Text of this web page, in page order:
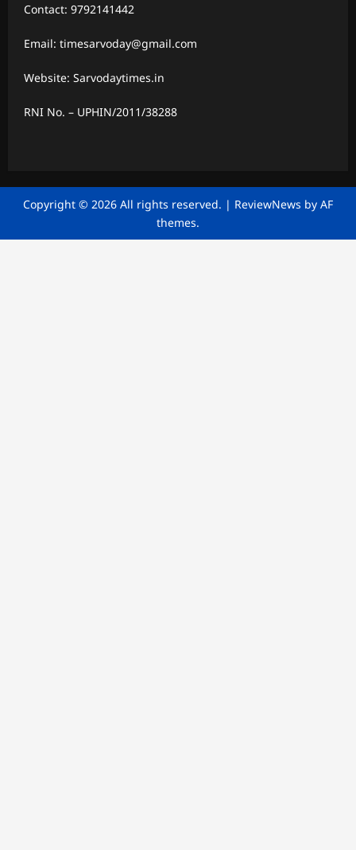
Contact: 9792141442
Email: timesarvoday@gmail.com
Website: Sarvodaytimes.in
RNI No. – UPHIN/2011/38288
Copyright © 2026 All rights reserved. | ReviewNews by AF
themes.